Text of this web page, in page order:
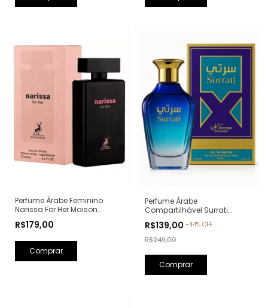
Perfume Árabe Feminino
Narissa For Her Maison
100ml (Ref. Olfativa: Narciso
R$179,00
Perfume Árabe
Compartilhável Surrati
Parfum - 100ml (Ref. Olfativa:
Erba Pura Xerjoff)
R$139,00 -44% OFF
R$249,00